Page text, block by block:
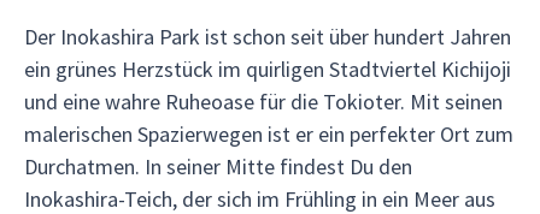
Der Inokashira Park ist schon seit über hundert Jahren
ein grünes Herzstück im quirligen Stadtviertel Kichijoji
und eine wahre Ruheoase für die Tokioter. Mit seinen
malerischen Spazierwegen ist er ein perfekter Ort zum
Durchatmen. In seiner Mitte findest Du den
Inokashira-Teich, der sich im Frühling in ein Meer aus